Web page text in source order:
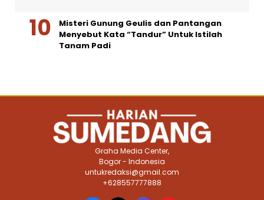
Misteri Gunung Geulis dan Pantangan
Menyebut Kata “Tandur” Untuk Istilah
Tanam Padi
Graha Media Center,
Bogor - Indonesia
untukredaksi@gmail.com
+628557777888